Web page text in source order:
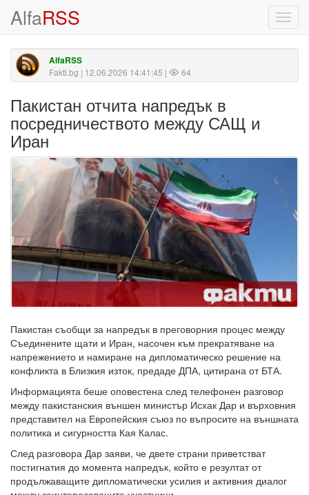
AlfaRSS
AlfaRSS
Fakti.bg | 12.06.2026 14:41:45 | 64
Пакистан отчита напредък в
посредничеството между САЩ и
Иран
Пакистан съобщи за напредък в преговорния процес между
Съединените щати и Иран, насочен към прекратяване на
напрежението и намиране на дипломатическо решение на
конфликта в Близкия изток, предаде ДПА, цитирана от БТА.
Информацията беше оповестена след телефонен разговор
между пакистанския външен министър Исхак Дар и върховния
представител на Европейския съюз по въпросите на външната
политика и сигурността Кая Калас.
След разговора Дар заяви, че двете страни приветстват
постигнатия до момента напредък, който е резултат от
продължаващите дипломатически усилия и активния диалог